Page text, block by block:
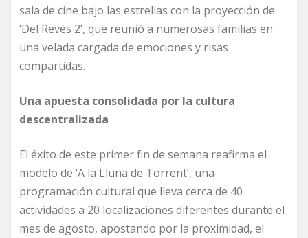
sala de cine bajo las estrellas con la proyección de
‘Del Revés 2’, que reunió a numerosas familias en
una velada cargada de emociones y risas
compartidas.
Una apuesta consolidada por la cultura
descentralizada
El éxito de este primer fin de semana reafirma el
modelo de ‘A la Lluna de Torrent’, una
programación cultural que lleva cerca de 40
actividades a 20 localizaciones diferentes durante el
mes de agosto, apostando por la proximidad, el